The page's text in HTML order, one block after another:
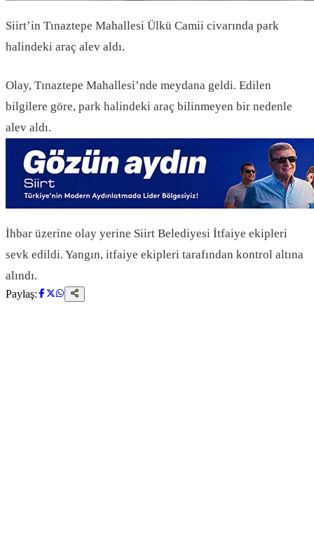
Siirt’in Tınaztepe Mahallesi Ülkü Camii civarında park
halindeki araç alev aldı.
Olay, Tınaztepe Mahallesi’nde meydana geldi. Edilen
bilgilere göre, park halindeki araç bilinmeyen bir nedenle
alev aldı.
İhbar üzerine olay yerine Siirt Belediyesi İtfaiye ekipleri
sevk edildi. Yangın, itfaiye ekipleri tarafından kontrol altına
alındı.
Paylaş: